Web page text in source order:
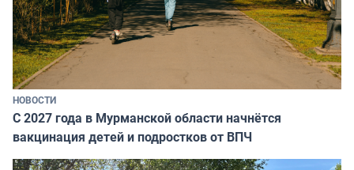
НОВОСТИ
С 2027 года в Мурманской области начнётся
вакцинация детей и подростков от ВПЧ